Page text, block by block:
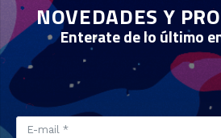
NOVEDADES Y
Enterate de lo último